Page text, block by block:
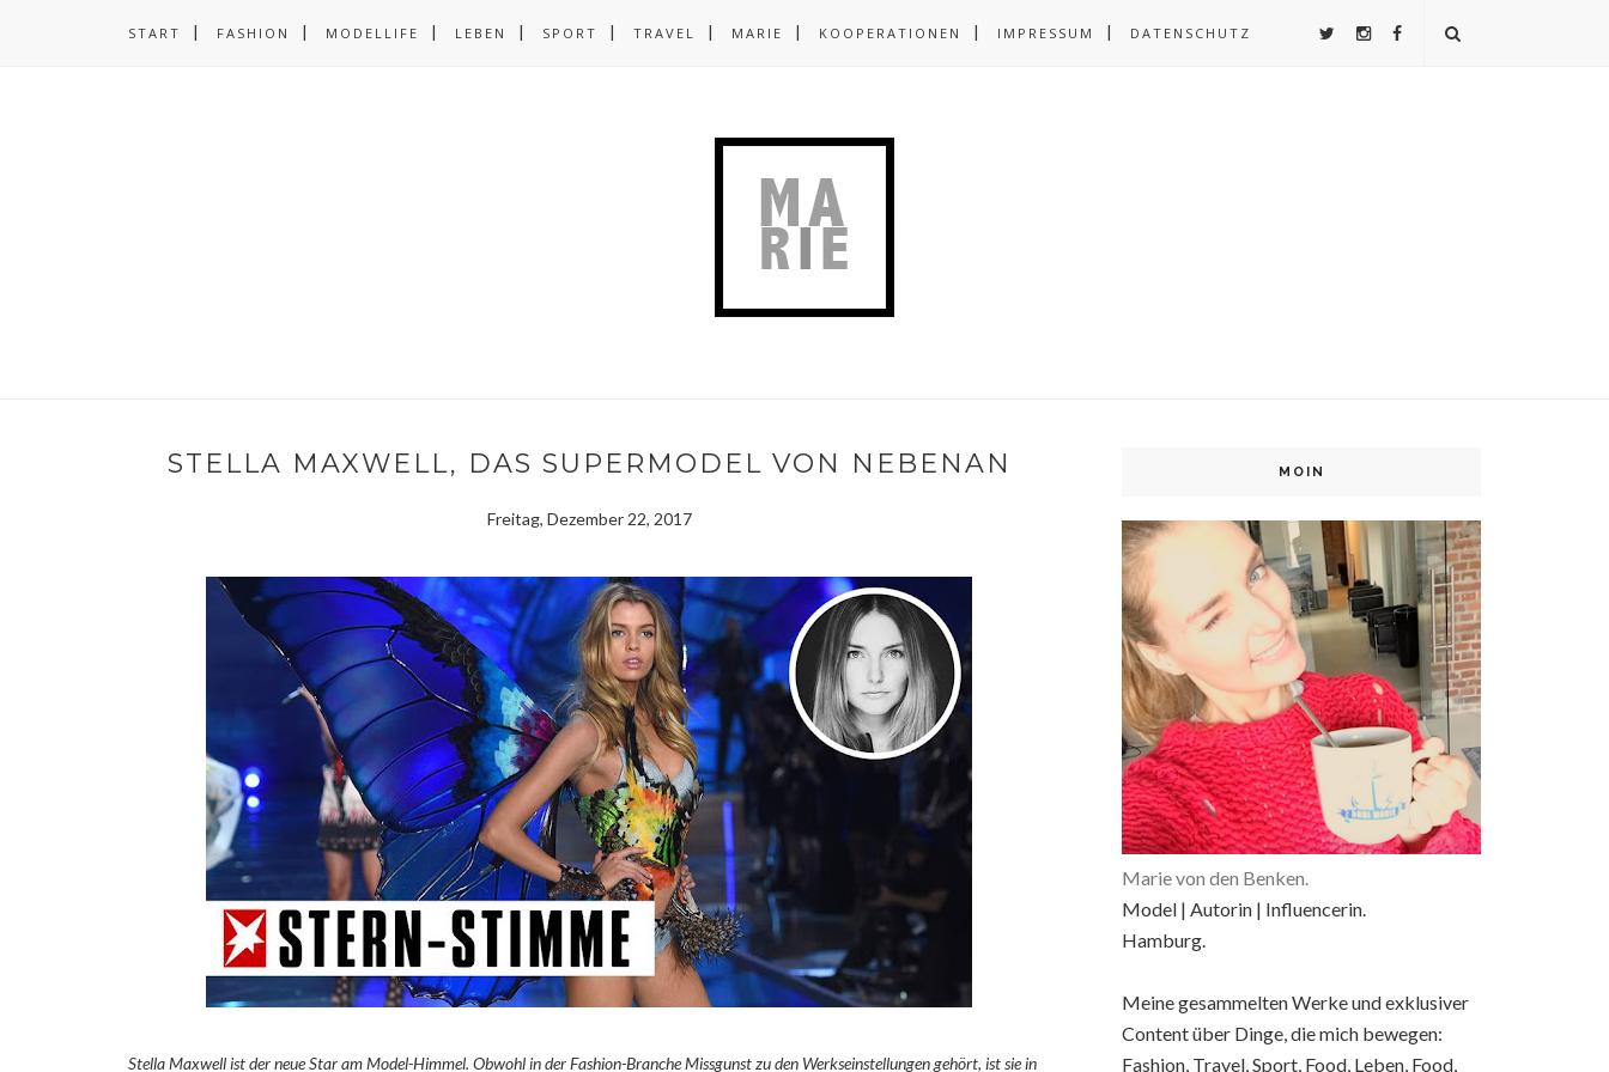
START FASHION MODELLIFE LEBEN SPORT TRAVEL MARIE KOOPERATIONEN IMPRESSUM DATENSCHUTZ
STELLA MAXWELL, DAS SUPERMODEL VON NEBENAN
Freitag, Dezember 22, 2017
Stella Maxwell ist der neue Star am Model-Himmel. Obwohl in der Fashion-Branche Missgunst zu den Werkseinstellungen gehört, ist sie in
MOIN
Marie von den Benken.
Model | Autorin | Influencerin.
Hamburg.
Meine gesammelten Werke und exklusiver
Content über Dinge, die mich bewegen:
Fashion, Travel, Sport, Food, Leben, Food,